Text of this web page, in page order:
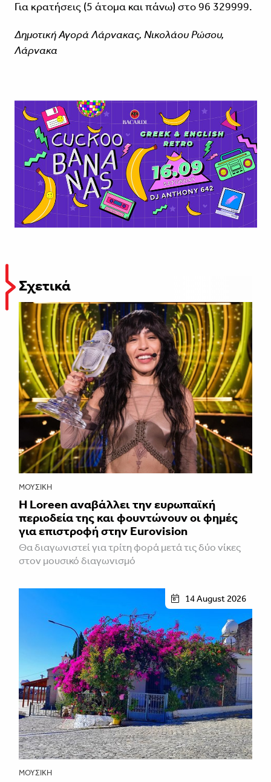
Για κρατήσεις (5 άτομα και πάνω) στο 96 329999.
Δημοτική Αγορά Λάρνακας, Νικολάου Ρώσου,
Λάρνακα
Σχετικά
ΜΟΥΣΙΚΉ
Η Loreen αναβάλλει την ευρωπαϊκή
περιοδεία της και φουντώνουν οι φημές
για επιστροφή στην Eurovision
Θα διαγωνιστεί για τρίτη φορά μετά τις δύο νίκες
στον μουσικό διαγωνισμό
14 August 2026
ΜΟΥΣΙΚΉ